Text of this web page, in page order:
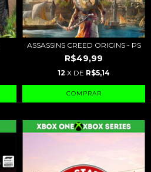
ASSASSINS CREED ORIGINS - PS
R$49,99
12 X DE R$5,14